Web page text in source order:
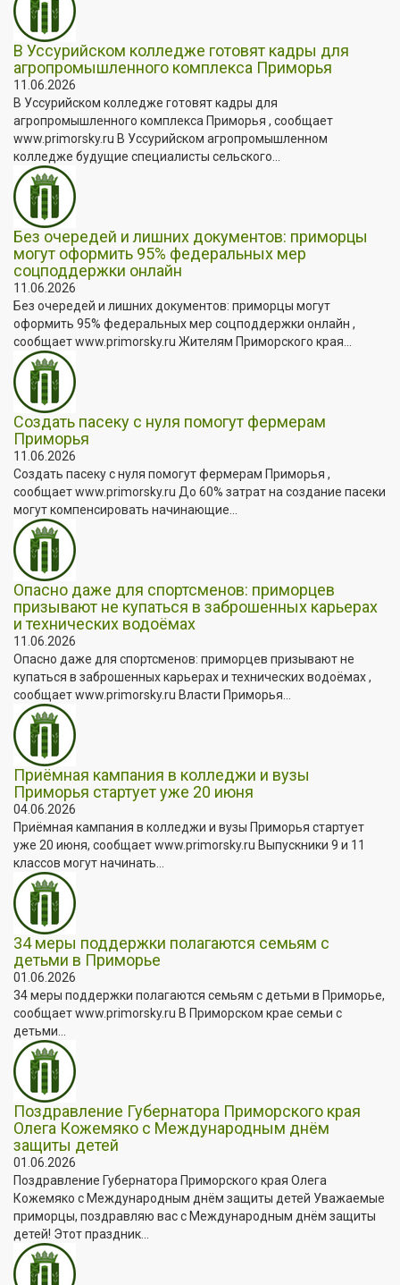
В Уссурийском колледже готовят кадры для
агропромышленного комплекса Приморья
11.06.2026
В Уссурийском колледже готовят кадры для
агропромышленного комплекса Приморья , сообщает
www.primorsky.ru В Уссурийском агропромышленном
колледже будущие специалисты сельского...
Без очередей и лишних документов: приморцы
могут оформить 95% федеральных мер
соцподдержки онлайн
11.06.2026
Без очередей и лишних документов: приморцы могут
оформить 95% федеральных мер соцподдержки онлайн ,
сообщает www.primorsky.ru Жителям Приморского края...
Создать пасеку с нуля помогут фермерам
Приморья
11.06.2026
Создать пасеку с нуля помогут фермерам Приморья ,
сообщает www.primorsky.ru До 60% затрат на создание пасеки
могут компенсировать начинающие...
Опасно даже для спортсменов: приморцев
призывают не купаться в заброшенных карьерах
и технических водоёмах
11.06.2026
Опасно даже для спортсменов: приморцев призывают не
купаться в заброшенных карьерах и технических водоёмах ,
сообщает www.primorsky.ru Власти Приморья...
Приёмная кампания в колледжи и вузы
Приморья стартует уже 20 июня
04.06.2026
Приёмная кампания в колледжи и вузы Приморья стартует
уже 20 июня, сообщает www.primorsky.ru Выпускники 9 и 11
классов могут начинать...
34 меры поддержки полагаются семьям с
детьми в Приморье
01.06.2026
34 меры поддержки полагаются семьям с детьми в Приморье,
сообщает www.primorsky.ru В Приморском крае семьи с
детьми...
Поздравление Губернатора Приморского края
Олега Кожемяко с Международным днём
защиты детей
01.06.2026
Поздравление Губернатора Приморского края Олега
Кожемяко с Международным днём защиты детей Уважаемые
приморцы, поздравляю вас с Международным днём защиты
детей! Этот праздник...